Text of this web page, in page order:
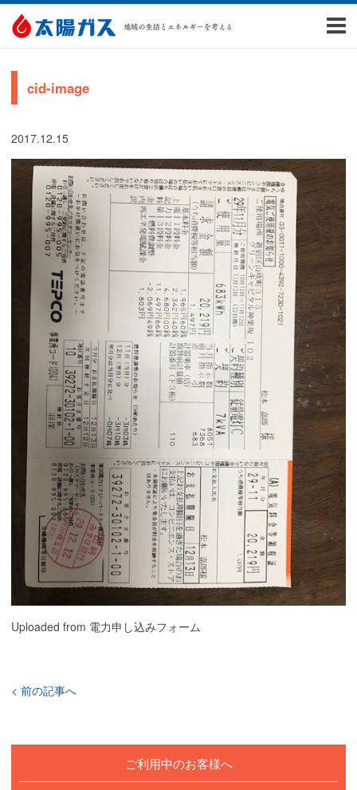
cid-image
2017.12.15
Uploaded from 電力申し込みフォーム
< 前の記事へ
ご利用中のお客様へ